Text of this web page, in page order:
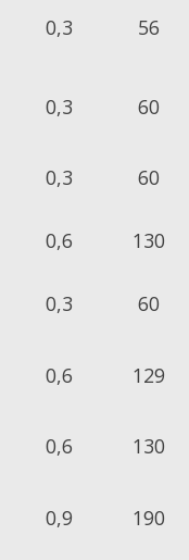
0,3 56
0,3 60
0,3 60
0,6 130
0,3 60
0,6 129
0,6 130
0,9 190